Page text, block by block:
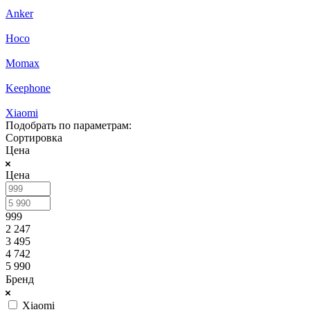
Anker
Hoco
Momax
Keephone
Xiaomi
Подобрать по параметрам:
Сортировка
Цена
Цена
999
2 247
3 495
4 742
5 990
Бренд
Xiaomi